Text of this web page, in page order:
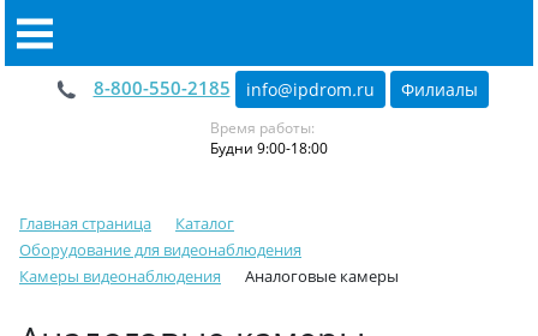
8-800-550-2185 info@ipdrom.ru Филиалы
Время работы:
Будни 9:00-18:00
Главная страница
Каталог
Оборудование для видеонаблюдения
Камеры видеонаблюдения
Аналоговые камеры